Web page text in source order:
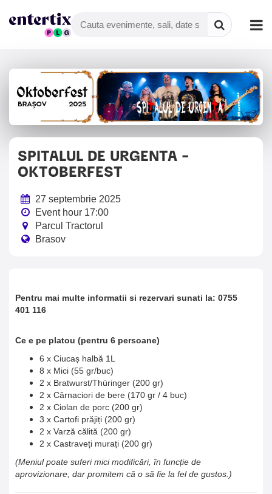
Pentru mai multe informatii si rezervari sunati la: 0755
401 116
Ce e pe platou (pentru 6 persoane)
6 x Ciucaș halbă 1L
8 x Mici (55 gr/buc)
2 x Bratwurst/Thüringer (200 gr)
2 x Cârnaciori de bere (170 gr / 4 buc)
2 x Ciolan de porc (200 gr)
3 x Cartofi prăjiți (200 gr)
2 x Varză călită (200 gr)
2 x Castraveți murați (200 gr)
(Meniul poate suferi mici modificări, în funcție de
aprovizionare, dar promitem că o să fie la fel de gustos.)
SPITALUL DE URGENTA -
OKTOBERFEST
27 septembrie 2025
Event hour 17:00
Parcul Tractorul
Brasov